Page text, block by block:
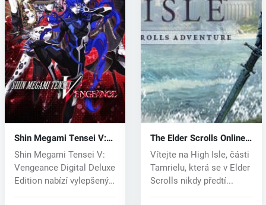
Shin Megami Tensei V:
Vengeance (PC) key
Shin Megami Tensei V:
Vengeance Digital Deluxe
Edition nabízí vylepšený
The Elder Scrolls Online:
High Isle (PC) key
Vítejte na High Isle, části
Tamrielu, která se v Elder
Scrolls nikdy předtí...